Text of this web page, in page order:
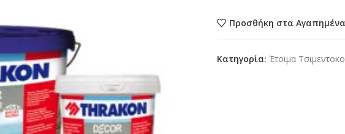
Προσθήκη στα Αγαπημένα
Κατηγορία: Έτοιμα